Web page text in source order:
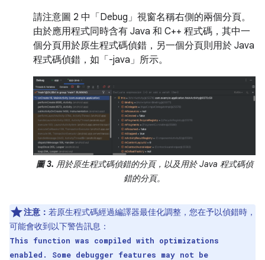
請注意圖 2 中「Debug」視窗名稱右側的兩個分頁。
由於應用程式同時含有 Java 和 C++ 程式碼，其中一
個分頁用於原生程式碼偵錯，另一個分頁則用於 Java
程式碼偵錯，如「-java」 所示。
圖 3. 用於原生程式碼偵錯的分頁，以及用於 Java 程式碼偵
錯的分頁。
注意： 若原生程式碼經過編譯器最佳化調整，您在予以偵錯時，
可能會收到以下警告訊息：
This function was compiled with optimizations
enabled. Some debugger features may not be